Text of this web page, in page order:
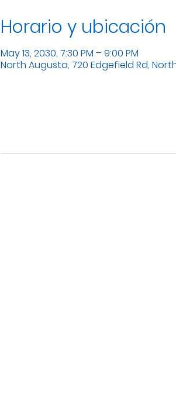
Horario y ubicación
May 13, 2030, 7:30 PM – 9:00 PM
North Augusta, 720 Edgefield Rd, North